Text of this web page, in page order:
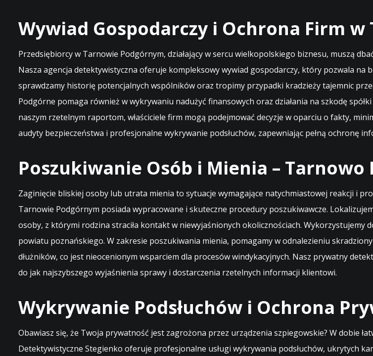
Wywiad Gospodarczy i Ochrona Firm
Przedsiębiorcy w Tarnowie Podgórnym, działający w sercu wielkopolskiego biznesu, muszą
Nasza agencja detektywistyczna oferuje kompleksowy wywiad gospodarczy, który pozwala
sprawdzamy historię potencjalnych wspólników oraz tropimy przypadki kradzieży tajemnic
Podgórne pomaga również w wykrywaniu nadużyć finansowych oraz działania na szkodę
naszym rzetelnym raportom, właściciele firm mogą podejmować decyzje w oparciu o fakty,
audyty bezpieczeństwa i profesjonalne wykrywanie podsłuchów, zapewniając pełną ochronę
Poszukiwanie Osób i Mienia – Tarnowo
Zaginięcie bliskiej osoby lub utrata mienia to sytuacje wymagające natychmiastowej reakcji i
Tarnowie Podgórnym posiada wypracowane i skuteczne procedury poszukiwawcze.
osoby, z którymi rodzina straciła kontakt w niewyjaśnionych okolicznościach.
powiatu poznańskiego. W zakresie poszukiwania mienia, pomagamy w odnalezieniu
dłużników, co jest nieocenionym wsparciem dla procesów windykacyjnych. Nasz prywatny
do jak najszybszego wyjaśnienia sprawy i dostarczenia rzetelnych informacji klientowi.
Wykrywanie Podsłuchów i Ochrona
Obawiasz się, że Twoja prywatność jest zagrożona przez urządzenia szpiegowskie? W dobie
Detektywistyczne Stegienko oferuje profesjonalne usługi wykrywania podsłuchów, ukrytych